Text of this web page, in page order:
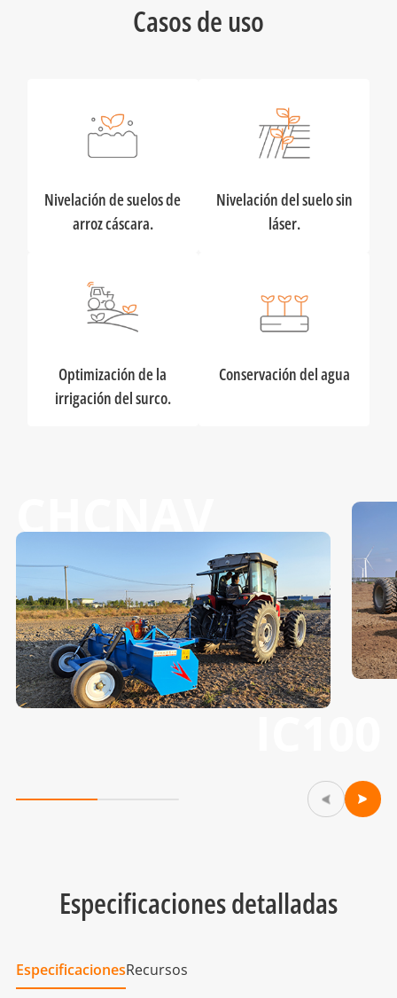
Casos de uso
Nivelación de suelos de
arroz cáscara.
Nivelación del suelo sin
láser.
Optimización de la
irrigación del surco.
Conservación del agua
CHCNAV
Especificaciones detalladas
EspecificacionesRecursos